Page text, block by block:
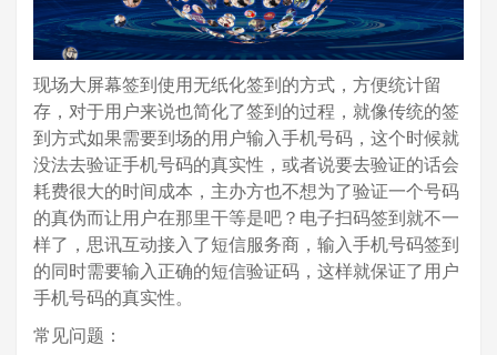
现场大屏幕签到使用无纸化签到的方式，方便统计留
存，对于用户来说也简化了签到的过程，就像传统的签
到方式如果需要到场的用户输入手机号码，这个时候就
没法去验证手机号码的真实性，或者说要去验证的话会
耗费很大的时间成本，主办方也不想为了验证一个号码
的真伪而让用户在那里干等是吧？电子扫码签到就不一
样了，思讯互动接入了短信服务商，输入手机号码签到
的同时需要输入正确的短信验证码，这样就保证了用户
手机号码的真实性。
常见问题：